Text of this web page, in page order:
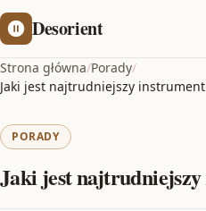
Desorient
Strona główna/Porady/
Jaki jest najtrudniejszy
PORADY
Jaki jest